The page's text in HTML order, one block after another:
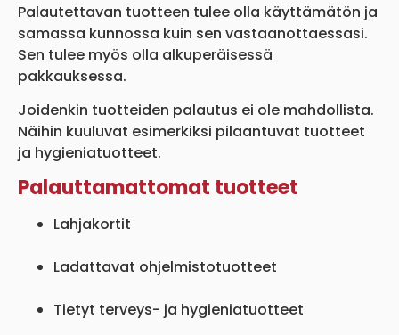
Palautettavan tuotteen tulee olla käyttämätön ja
samassa kunnossa kuin sen vastaanottaessasi.
Sen tulee myös olla alkuperäisessä
pakkauksessa.
Joidenkin tuotteiden palautus ei ole mahdollista.
Näihin kuuluvat esimerkiksi pilaantuvat tuotteet
ja hygieniatuotteet.
Palauttamattomat tuotteet
Lahjakortit
Ladattavat ohjelmistotuotteet
Tietyt terveys- ja hygieniatuotteet